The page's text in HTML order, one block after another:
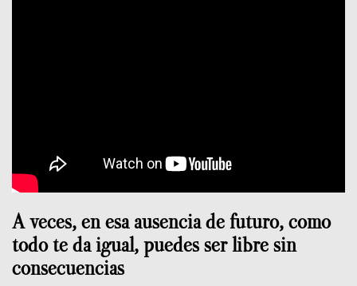
A veces, en esa ausencia de futuro, como
todo te da igual, puedes ser libre sin
consecuencias